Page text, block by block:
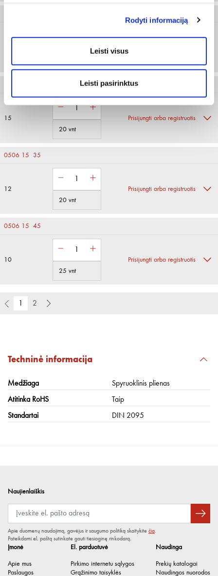
Rodyti informaciją
Leisti visus
Leisti pasirinktus
15
20 vnt
Prisijungti arba registruotis
0506 15 35
12
20 vnt
Prisijungti arba registruotis
0506 15 45
10
25 vnt
Prisijungti arba registruotis
1 2
Techninė informacija
Medžiaga Spyruoklinis plienas
Atitinka RoHS Taip
Standartai DIN 2095
Įmonė
Apie mus
Paslaugos
El. parduotuvė
Pirkimo internetu sąlygos
Grąžinimo taisyklės
Naudinga
Prekių katalogai
Naudingos nuorodos
Naujienlaiškis
Apie duomenų naudojimą, gavėjus ir saugumo politiką skaitykite čia.
Pateikdami el. paštą sutinkate gauti tiesioginę rinkodarą.